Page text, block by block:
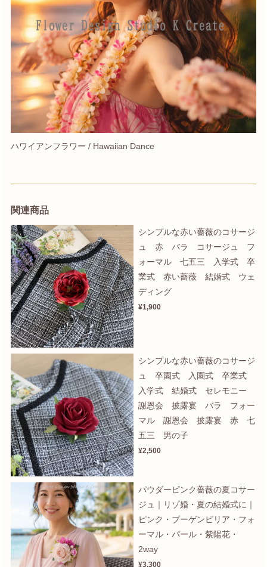
ハワイアンフラワー / Hawaiian Dance
関連商品
シンプルな赤い薔薇のコサージ
ュ 赤 バラ コサージュ フ
ォーマル 七五三 入学式 卒
業式 赤い薔薇 結婚式 ウェ
ディング
¥1,900
シンプルな赤い薔薇のコサージ
ュ 卒園式 入園式 卒業式
入学式 結婚式 セレモニー
謝恩会 披露宴 バラ フォー
マル 謝恩会 披露宴 赤 七
五三 男の子
¥2,500
パウダーピンク薔薇の夏コサー
ジュ｜リゾ婚・夏の結婚式に｜
ピンク・ブーゲンビリア・フォ
ーマル・パール・紫陽花・
2way
¥3,300